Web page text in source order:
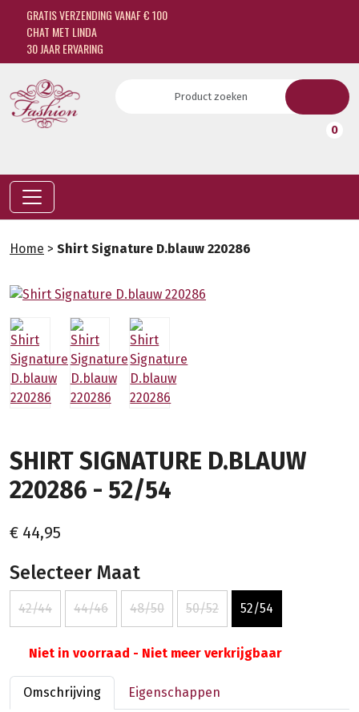
GRATIS VERZENDING VANAF € 100
CHAT MET LINDA
30 JAAR ERVARING
0
Home > Shirt Signature D.blauw 220286
SHIRT SIGNATURE D.BLAUW
220286 - 52/54
€ 44,95
Selecteer Maat
42/44 44/46 48/50 50/52 52/54
Niet in voorraad - Niet meer verkrijgbaar
Omschrijving Eigenschappen